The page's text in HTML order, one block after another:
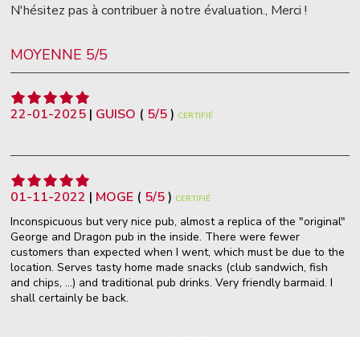
N'hésitez pas à contribuer à notre évaluation., Merci !
MOYENNE 5/5
22-01-2025 | GUISO ( 5/5) CERTIFIÉ
01-11-2022 | MOGE ( 5/5) CERTIFIÉ
Inconspicuous but very nice pub, almost a replica of the "original"
George and Dragon pub in the inside. There were fewer
customers than expected when I went, which must be due to the
location. Serves tasty home made snacks (club sandwich, fish
and chips, ...) and traditional pub drinks. Very friendly barmaid. I
shall certainly be back.